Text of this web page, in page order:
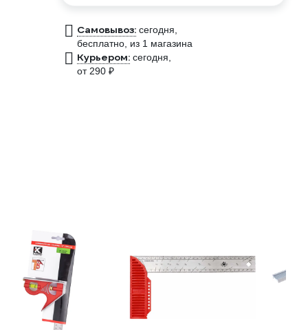
Самовывоз: сегодня,
бесплатно , из 1 магазина
Курьером: сегодня,
от 290 ₽